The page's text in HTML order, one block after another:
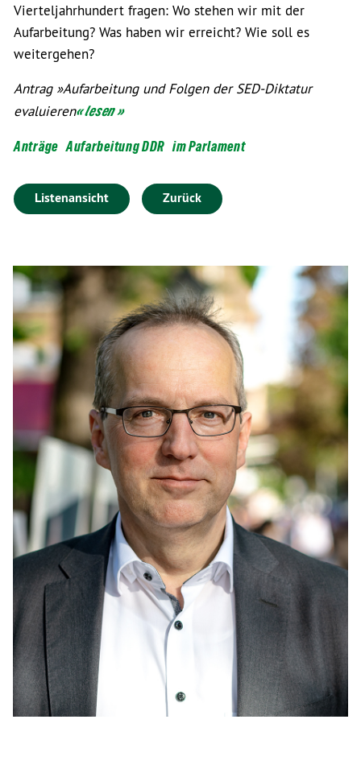
Vierteljahrhundert fragen: Wo stehen wir mit der
Aufarbeitung? Was haben wir erreicht? Wie soll es
weitergehen?
Antrag »Aufarbeitung und Folgen der SED-Diktatur
evaluieren« lesen »
Anträge Aufarbeitung DDR im Parlament
Listenansicht Zurück